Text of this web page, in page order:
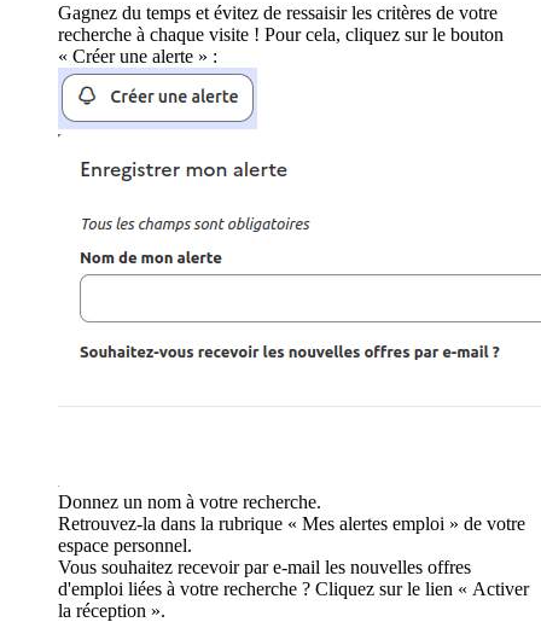
Gagnez du temps et évitez de ressaisir les critères de votre
recherche à chaque visite ! Pour cela, cliquez sur le bouton
« Créer une alerte » :
Donnez un nom à votre recherche.
Retrouvez-la dans la rubrique « Mes alertes emploi » de votre
espace personnel.
Vous souhaitez recevoir par e-mail les nouvelles offres
d'emploi liées à votre recherche ? Cliquez sur le lien « Activer
la réception ».